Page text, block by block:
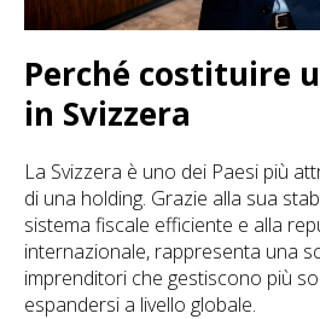
Perché costituire
in Svizzera
La Svizzera è uno dei Paesi più
di una holding. Grazie alla sua
sistema fiscale efficiente e alla
internazionale, rappresenta una
imprenditori che gestiscono più
espandersi a livello globale.